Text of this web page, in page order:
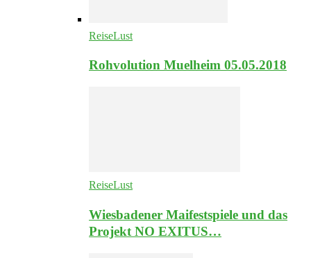
ReiseLust
Rohvolution Muelheim 05.05.2018
ReiseLust
Wiesbadener Maifestspiele und das
Projekt NO EXITUS…